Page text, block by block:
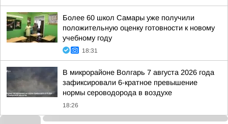
Более 60 школ Самары уже получили
положительную оценку готовности к новому
учебному году
18:31
В микрорайоне Волгарь 7 августа 2026 года
зафиксировали 6-кратное превышение
нормы сероводорода в воздухе
18:26